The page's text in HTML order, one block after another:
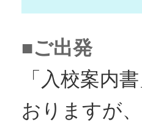
■ご出発
「入校案内
おりますが